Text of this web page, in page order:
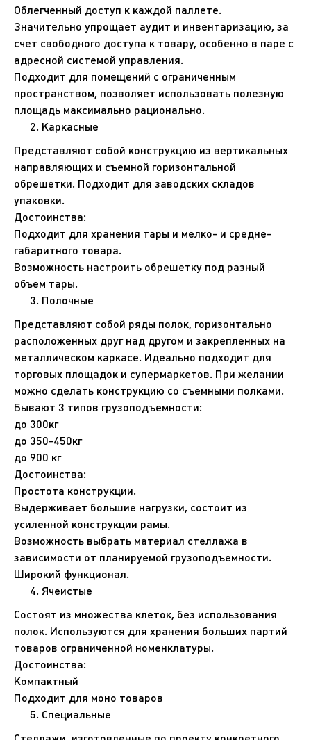
Облегченный доступ к каждой паллете.
Значительно упрощает аудит и инвентаризацию, за
счет свободного доступа к товару, особенно в паре с
адресной системой управления.
Подходит для помещений с ограниченным
пространством, позволяет использовать полезную
площадь максимально рационально.
Каркасные
Представляют собой конструкцию из вертикальных
направляющих и съемной горизонтальной
обрешетки. Подходит для заводских складов
упаковки.
Достоинства:
Подходит для хранения тары и мелко- и средне-
габаритного товара.
Возможность настроить обрешетку под разный
объем тары.
Полочные
Представляют собой ряды полок, горизонтально
расположенных друг над другом и закрепленных на
металлическом каркасе. Идеально подходит для
торговых площадок и супермаркетов. При желании
можно сделать конструкцию со съемными полками.
Бывают 3 типов грузоподъемности:
до 300кг
до 350-450кг
до 900 кг
Достоинства:
Простота конструкции.
Выдерживает большие нагрузки, состоит из
усиленной конструкции рамы.
Возможность выбрать материал стеллажа в
зависимости от планируемой грузоподъемности.
Широкий функционал.
Ячеистые
Состоят из множества клеток, без использования
полок. Используются для хранения больших партий
товаров ограниченной номенклатуры.
Достоинства:
Компактный
Подходит для моно товаров
Специальные